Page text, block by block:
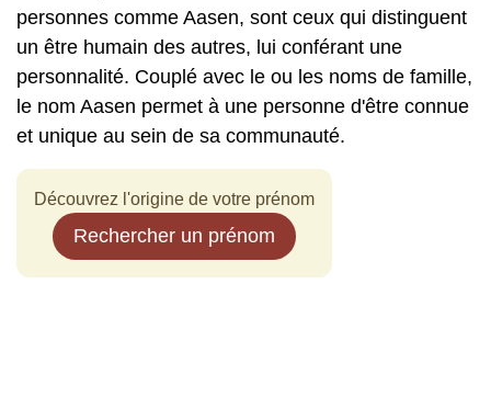
personnes comme Aasen, sont ceux qui distinguent
un être humain des autres, lui conférant une
personnalité. Couplé avec le ou les noms de famille,
le nom Aasen permet à une personne d'être connue
et unique au sein de sa communauté.
Découvrez l'origine de votre prénom
Rechercher un prénom